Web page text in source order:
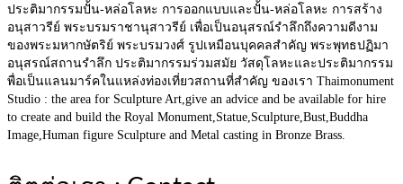
ประติมากรรมปั้น-หล่อโลหะ การออกแบบและปั้น-หล่อโลหะ การสร้าง
อนุสาวรีย์ พระบรมราชานุสาวรีย์ เพื่อเป็นอนุสรณ์รำลึกถึงความดีงาม
ของพระมหากษัตริย์ พระบรมวงศ์ รูปเหมือนบุคคลสำคัญ พระพุทธปฏิมา
อนุสรณ์สถานรำลึก ประติมากรรมร่วมสมัย วัสดุโลหะและประติมากรรม
พื่อเป็นแลนมาร์คในแหล่งท่องเที่ยวสถานที่สำคัญ ของเรา Thaimonument
Studio : the area for Sculpture Art,give an advice and be available for hire
to create and build the Royal Monument,Statue,Sculpture,Bust,Buddha
Image,Human figure Sculpture and Metal casting in Bronze Brass.